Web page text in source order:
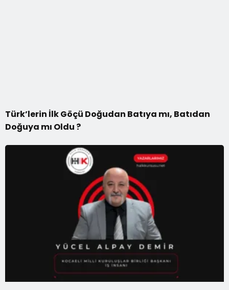
Türk’lerin İlk Göçü Doğudan Batıya mı, Batıdan
Doğuya mı Oldu ?